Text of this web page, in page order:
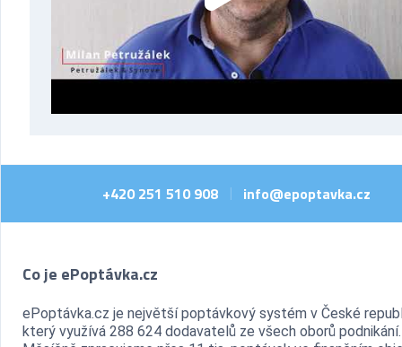
+420 251 510 908 info@epoptavka.cz
Co je ePoptávka.cz
ePoptávka.cz je největší poptávkový systém v České
který využívá 288 624 dodavatelů ze všech oborů podnikání.